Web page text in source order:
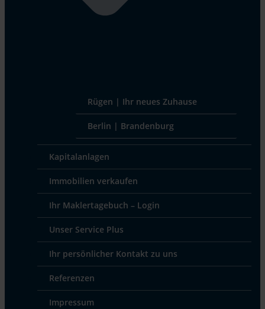
Rügen | Ihr neues Zuhause
Berlin | Brandenburg
Kapitalanlagen
Immobilien verkaufen
Ihr Maklertagebuch – Login
Unser Service Plus
Ihr persönlicher Kontakt zu uns
Referenzen
Impressum